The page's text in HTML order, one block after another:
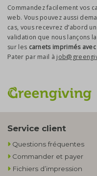
Commandez facilement vos
web. Vous pouvez aussi
cas, vous recevrez d’abord
validation que nous lançons
sur les carnets imprimés
Pater par mail à
Service client
Questions fréquentes
Commander et payer
Fichiers d’impression